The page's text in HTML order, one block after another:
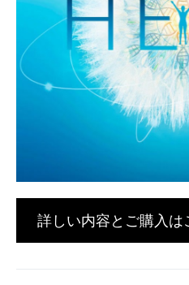
詳しい内容とご購入は